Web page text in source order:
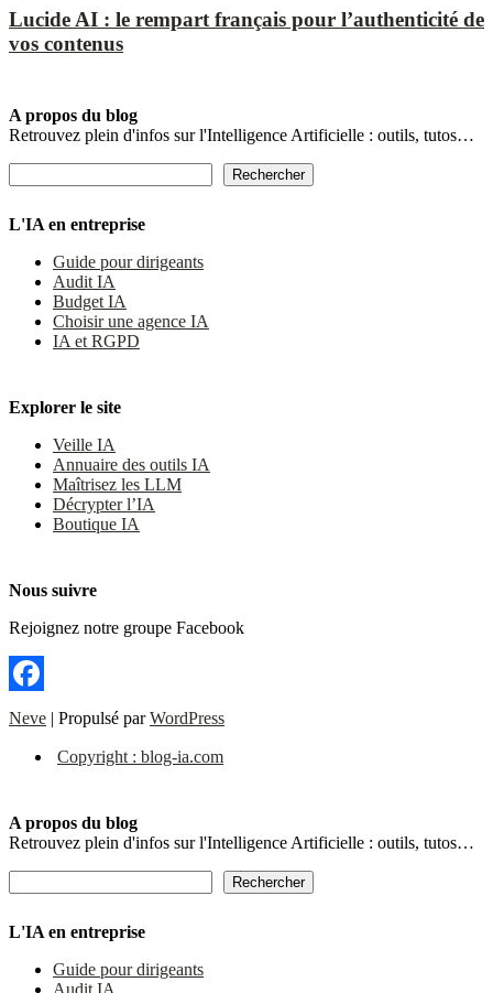
Lucide AI : le rempart français pour l’authenticité de
vos contenus
A propos du blog
Retrouvez plein d'infos sur l'Intelligence Artificielle : outils, tutos…
Rechercher
L'IA en entreprise
Guide pour dirigeants
Audit IA
Budget IA
Choisir une agence IA
IA et RGPD
Explorer le site
Veille IA
Annuaire des outils IA
Maîtrisez les LLM
Décrypter l’IA
Boutique IA
Nous suivre
Rejoignez notre groupe Facebook
Facebook
Neve | Propulsé parWordPress
Copyright : blog-ia.com
A propos du blog
Retrouvez plein d'infos sur l'Intelligence Artificielle : outils, tutos…
Rechercher
L'IA en entreprise
Guide pour dirigeants
Audit IA